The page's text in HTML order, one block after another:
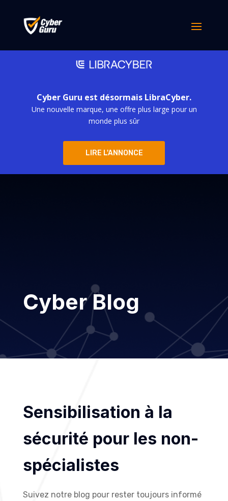
Cyber Guru est désormais LibraCyber.
Une nouvelle marque, une offre plus large pour un
monde plus sûr
LIRE L'ANNONCE
Cyber Blog
Sensibilisation à la
sécurité pour les non-
spécialistes
Suivez notre blog pour rester toujours informé